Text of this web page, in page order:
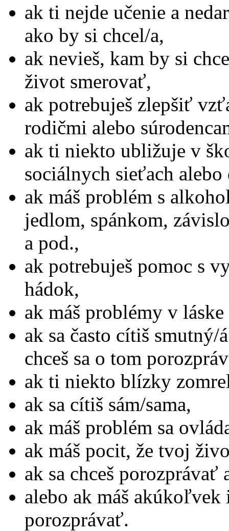
ak ti nejde učenie a
ako by si chcel/a,
ak nevieš, kam by si
život smerovať,
ak potrebuješ zlepšiť
rodičmi alebo
ak ti niekto ubližuje v
sociálnych sieťach
ak máš problém s
jedlom, spánkom,
a pod.,
ak potrebuješ pomoc s
hádok,
ak máš problémy v
ak sa často cítiš smutný/
chceš sa o tom
ak ti niekto blízky
ak sa cítiš sám/sama,
ak máš problém sa
ak máš pocit, že tvoj
ak sa chceš porozprávať
alebo ak máš
porozprávať.